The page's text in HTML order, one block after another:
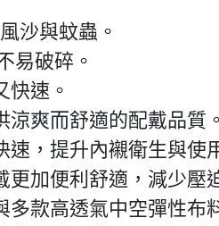
沙與蚊蟲。
易破碎。
快速。
爽而舒適的配戴品質。
，提升內襯衛生與使
加便利舒適，減少壓
款高透氣中空彈性布